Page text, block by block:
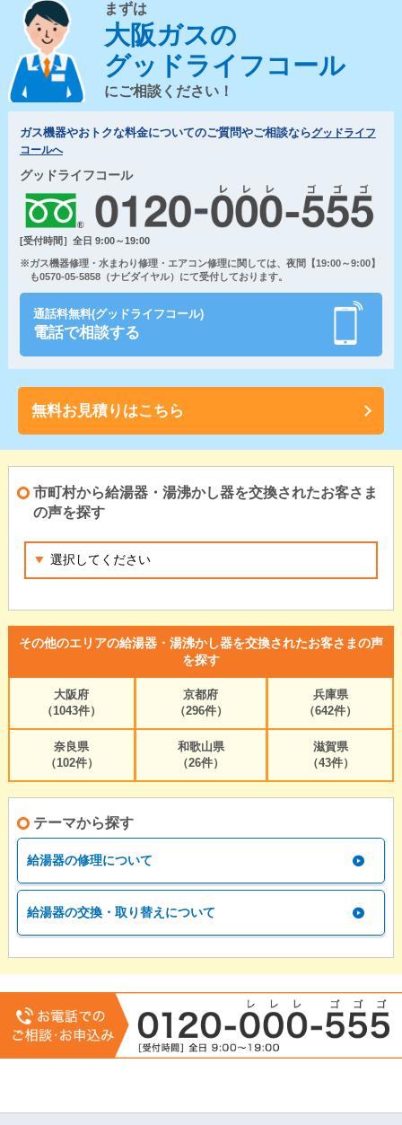
まずは
大阪ガスの
グッドライフコール
にご相談ください！
ガス機器やおトクな料金についてのご質問やご相談ならグッドライフ
コールへ
グッドライフコール
[受付時間］全日 9:00～19:00
※ガス機器修理・水まわり修理・エアコン修理に関しては、夜間【19:00～9:00】
も0570-05-5858（ナビダイヤル）にて受付しております。
通話料無料(グッドライフコール)
電話で相談する
無料お見積りはこちら
市町村から給湯器・湯沸かし器を交換されたお客さま
の声を探す
その他のエリアの給湯器・湯沸かし器を交換されたお客さまの声
を探す
大阪府
（1043件）
京都府
（296件）
兵庫県
（642件）
奈良県
（102件）
和歌山県
（26件）
滋賀県
（43件）
テーマから探す
給湯器の修理について
給湯器の交換・取り替えについて